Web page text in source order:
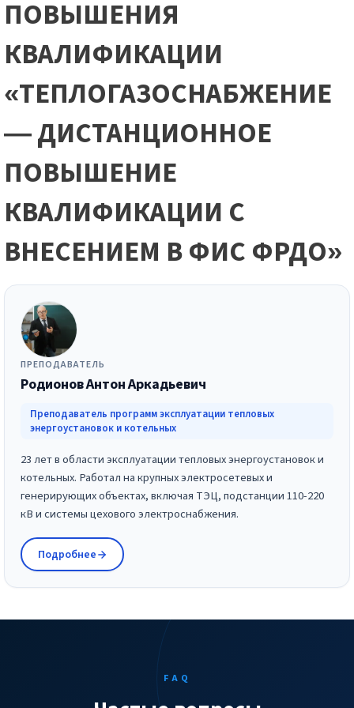
ПОВЫШЕНИЯ
КВАЛИФИКАЦИИ
«ТЕПЛОГАЗОСНАБЖЕНИЕ
— ДИСТАНЦИОННОЕ
ПОВЫШЕНИЕ
КВАЛИФИКАЦИИ С
ВНЕСЕНИЕМ В ФИС ФРДО»
ПРЕПОДАВАТЕЛЬ
Родионов Антон Аркадьевич
Преподаватель программ эксплуатации тепловых
энергоустановок и котельных
23 лет в области эксплуатации тепловых энергоустановок и
котельных. Работал на крупных электросетевых и
генерирующих объектах, включая ТЭЦ, подстанции 110-220
кВ и системы цехового электроснабжения.
Подробнее
FAQ